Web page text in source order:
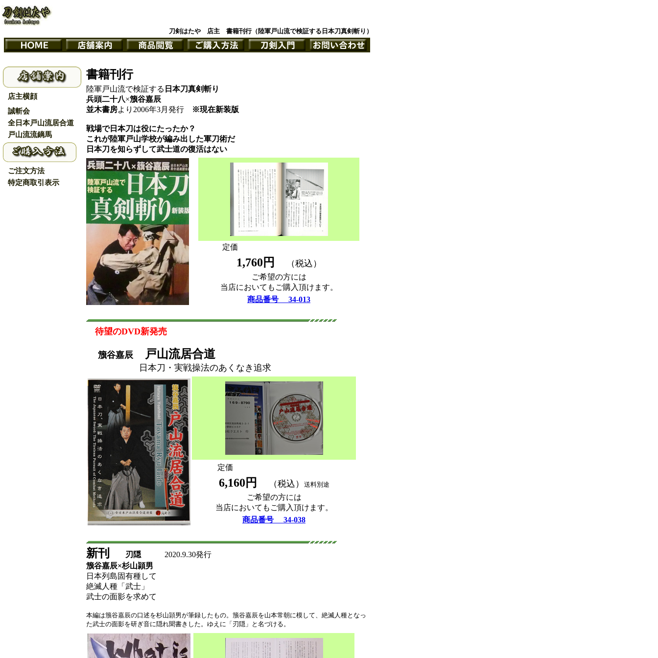
刀剣はたや 店主 書籍刊行（陸軍戸山流で検証する日本刀真剣斬り）
店主横顔
誠斬会
全日本戸山流居合道
戸山流流鏑馬
ご注文方法
特定商取引表示
書籍刊行
陸軍戸山流で検証する 日本刀真剣斬り
兵頭二十八×籏谷嘉辰
並木書房より2006年3月発行 ※現在新装版
戦場で日本刀は役にたったか？
これが陸軍戸山学校が編み出した軍刀術だ
日本刀を知らずして武士道の復活はない
定価
1,760円 （税込）
ご希望の方には
当店においてもご購入頂けます。
商品番号 34-013
待望のDVD新発売
籏谷嘉辰 戸山流居合道
日本刀・実戦操法のあくなき追求
定価
6,160円 （税込） 送料別途
ご希望の方には
当店においてもご購入頂けます。
商品番号 34-038
新刊 刃隠 2020.9.30発行
籏谷嘉辰×杉山頴男
日本列島固有種して
絶滅人種「武士」
武士の面影を求めて
本編は籏谷嘉辰の口述を杉山頴男が筆録したもの。籏谷嘉辰を山本常朝に模して、絶滅人種となっ
た武士の面影を研ぎ音に隠れ聞書きした。ゆえに「刃隠」と名づける。